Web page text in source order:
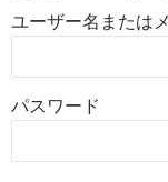
ユーザー名または
パスワード